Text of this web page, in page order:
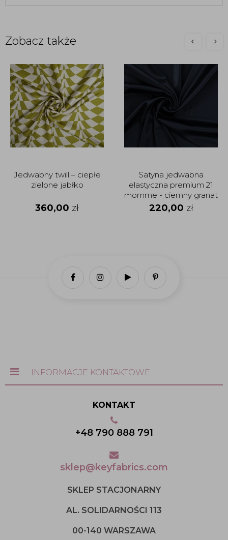
Zobacz także
Jedwabny twill – ciepłe
zielone jabłko
360,00 zł
Satyna jedwabna
elastyczna premium 21
momme - ciemny granat
220,00 zł
INFORMACJE KONTAKTOWE
KONTAKT
+48 790 888 791
sklep@keyfabrics.com
SKLEP STACJONARNY
AL. SOLIDARNOŚCI 113
00-140 WARSZAWA